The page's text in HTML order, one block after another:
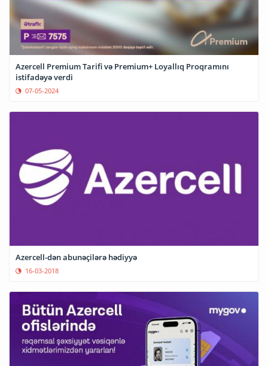
Azercell Premium Tarifi və Premium+ Loyallıq Proqramını
istifadəyə verdi
07-05-2024
Azercell-dən abunəçilərə hədiyyə
16-03-2018